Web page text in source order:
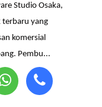
Studio Osaka,
terbaru yang
komersial
Pembu...